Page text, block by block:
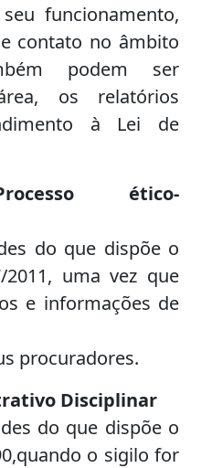
funcionamento,
contato no âmbito
podem ser
os relatórios
à Lei de
ético-
do que dispõe o
uma vez que
e informações de
procuradores.
Disciplinar
do que dispõe o
o sigilo for